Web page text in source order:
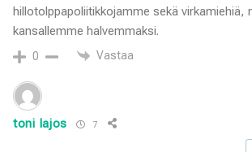
hillotolppapoliitikkojamme sekä virkamiehiä,
kansallemme halvemmaksi.
0 Vastaa
toni lajos 7